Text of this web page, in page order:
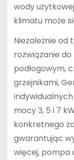
wody
klimatu może
Niezależnie od
rozwiązanie
podłogowym,
grzejnikami,
mocy 3, 5 i 7
konkretnego
gwarantując
więcej, pompa